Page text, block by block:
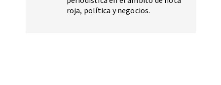
roja, política y negocios.